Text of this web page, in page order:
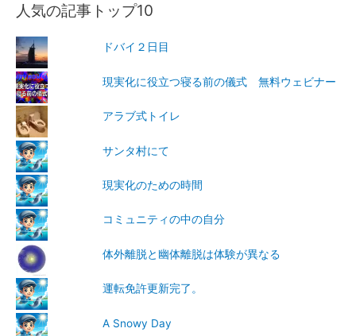
人気の記事トップ10
ドバイ２日目
現実化に役立つ寝る前の儀式 無料ウェビナー
アラブ式トイレ
サンタ村にて
現実化のための時間
コミュニティの中の自分
体外離脱と幽体離脱は体験が異なる
運転免許更新完了。
A Snowy Day